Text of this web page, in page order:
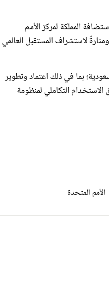
المملكة لمركز الأمم
لاستشراف المستقبل العالمي
بما في ذلك اعتماد وتطوير
الاستخدام التكاملي لمنظومة
الأمم المتحدة